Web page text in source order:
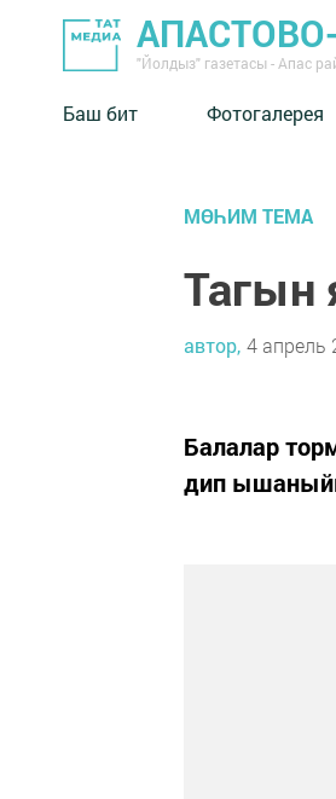
"Йолдыз" газетасы - Апас
Баш бит Фотогалерея
МӨҺИМ ТЕМА
Тагын
автор, 4 апрель
Балалар
дип